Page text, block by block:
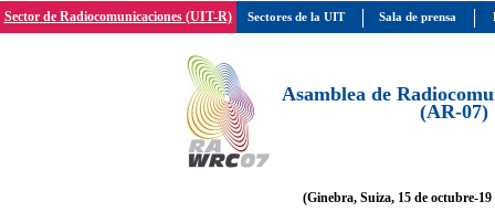
Sector de Radiocomunicaciones (UIT-R)
Asamblea de
(AR-07)
(Ginebra, Suiza, 15 de octubre-19
Sectores de la UIT Sala de prensa